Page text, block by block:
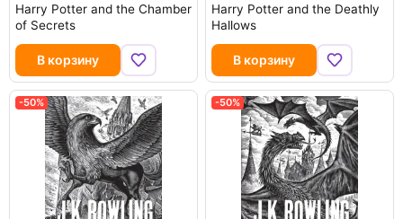
Harry Potter and the Chamber
of Secrets
В корзину
Harry Potter and the Deathly
Hallows
В корзину
-50% -50%